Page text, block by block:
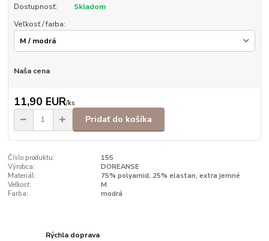
Dostupnosť:
Skladom
Veľkosť / farba:
Naša cena
11,90 EUR/ks
Pridať do košíka
Číslo produktu:
155
Výrobca:
DOREANSE
Materiál:
75% polyamid, 25% elastan, extra jemné
Veľkosť:
M
Farba:
modrá
Rýchla doprava